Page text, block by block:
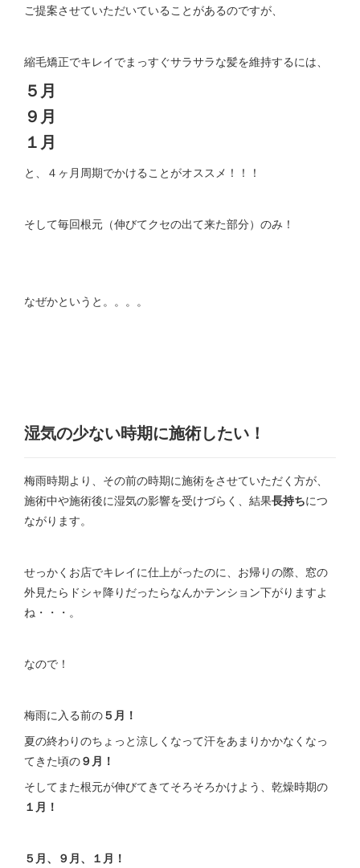
ご提案させていただいていることがあるのですが、
縮毛矯正でキレイでまっすぐサラサラな髪を維持するには、
５月
９月
１月
と、４ヶ月周期でかけることがオススメ！！！
そして毎回根元（伸びてクセの出て来た部分）のみ！
なぜかというと。。。。
湿気の少ない時期に施術したい！
梅雨時期より、その前の時期に施術をさせていただく方が、
施術中や施術後に湿気の影響を受けづらく、結果長持ちにつ
ながります。
せっかくお店でキレイに仕上がったのに、お帰りの際、窓の
外見たらドシャ降りだったらなんかテンション下がりますよ
ね・・・。
なので！
梅雨に入る前の５月！
夏の終わりのちょっと涼しくなって汗をあまりかかなくなっ
てきた頃の９月！
そしてまた根元が伸びてきてそろそろかけよう、乾燥時期の
１月！
５月、９月、１月！